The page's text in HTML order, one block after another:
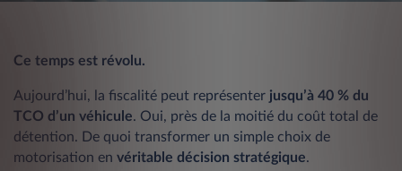
Ce temps est révolu.
Aujourd’hui, la fiscalité peut représenter jusqu’à 40 % du
TCO d’un véhicule. Oui, près de la moitié du coût total de
détention. De quoi transformer un simple choix de
motorisation en véritable décision stratégique.